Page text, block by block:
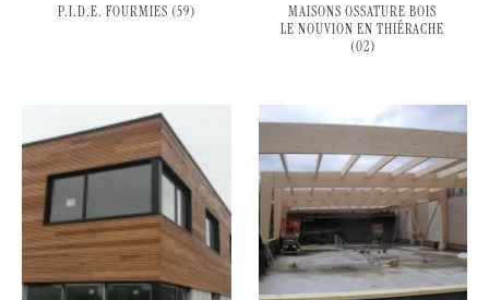
P.I.D.E. FOURMIES (59)
MAISONS OSSATURE BOIS
LE NOUVION EN THIÉRACHE
(02)